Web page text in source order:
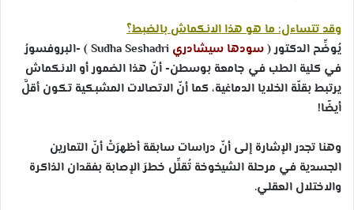
وقد تتساءل: ما هو هذا الانكماش بالضبط؟
يُوضِّح الدكتور (سودها سيشادري Sudha Seshadri) -البروفسورُ
في كلية الطب في جامعة بوسطن- أنّ هذا الضمور أو الانكماش
يرتبط بقلّة الخلايا الدماغية، كما أنّ الاتصالات المشبكية تكون أقلَّ
أيضًا!
وهنا تجدر الإشارة إلى أنّ دراسات سابقة أظهرَتْ أنّ التمارين
الجسدية في مرحلة الشيخوخة تُقلِّل خطرَ الإصابة بفقدان الذاكرة
والاختلال العقلي.